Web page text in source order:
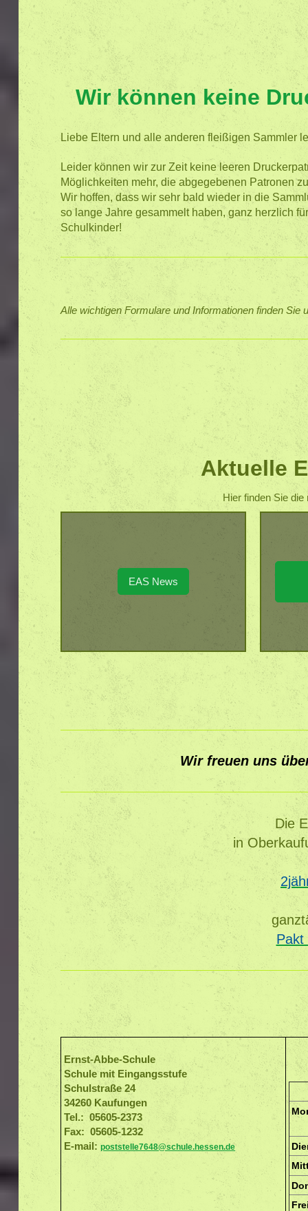
Wir können keine
Liebe Eltern und alle anderen fleißigen Sammler
Leider können wir zur Zeit keine leeren
Möglichkeiten mehr, die abgegebenen Patronen
Wir hoffen, dass wir sehr bald wieder in die
so lange Jahre gesammelt haben, ganz herzlich
Schulkinder!
Alle wichtigen Formulare und Informationen finden
Aktuelle
Hier finden Sie
EAS News
Wir freuen uns
Die
in
Pakt
Ernst-Abbe-Schule
Schule mit Eingangsstufe
Schulstraße 24
34260 Kaufungen
Tel.: 05605-2373
Fax: 05605-1232
E-mail: poststelle7648@schule.hessen.de